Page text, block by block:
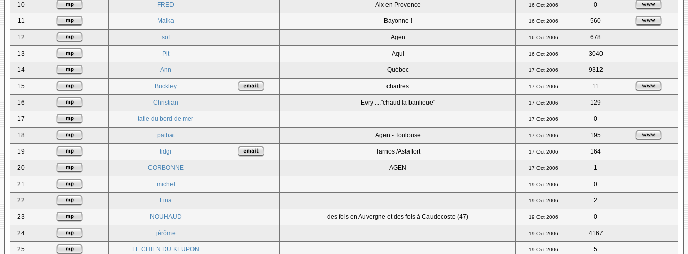
10 FRED Aix en Provence 16 Oct 2006 0
11 Maika Bayonne ! 16 Oct 2006 560
12 sof Agen 16 Oct 2006 678
13 Pit Aqui 16 Oct 2006 3040
14 Ann Québec 17 Oct 2006 9312
15 Buckley chartres 17 Oct 2006 11
16 Christian Evry ...."chaud la banlieue" 17 Oct 2006 129
17 tatie du bord de mer 17 Oct 2006 0
18 patbat Agen - Toulouse 17 Oct 2006 195
19 tidgi Tarnos /Astaffort 17 Oct 2006 164
20 CORBONNE AGEN 17 Oct 2006 1
21 michel 19 Oct 2006 0
22 Lina 19 Oct 2006 2
23 NOUHAUD des fois en Auvergne et des fois à Caudecoste (47) 19 Oct 2006 0
24 jérôme 19 Oct 2006 4167
25 LE CHIEN DU KEUPON 19 Oct 2006 5